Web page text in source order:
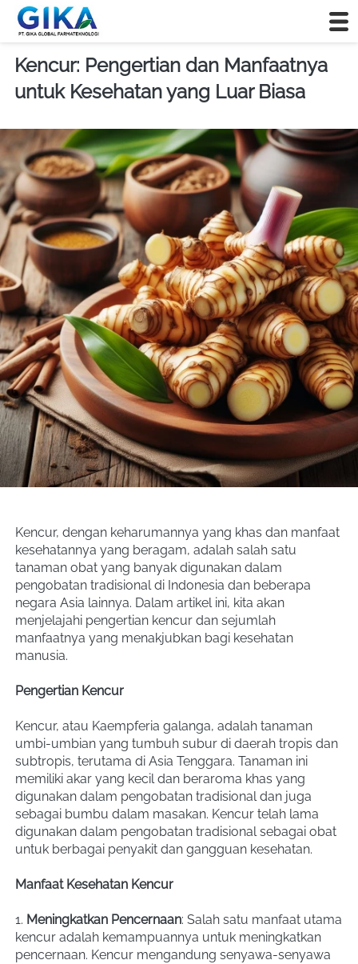
Kencur: Pengertian dan Manfaatnya
untuk Kesehatan yang Luar Biasa
Kencur, dengan keharumannya yang khas dan manfaat
kesehatannya yang beragam, adalah salah satu
tanaman obat yang banyak digunakan dalam
pengobatan tradisional di Indonesia dan beberapa
negara Asia lainnya. Dalam artikel ini, kita akan
menjelajahi pengertian kencur dan sejumlah
manfaatnya yang menakjubkan bagi kesehatan
manusia.
Pengertian Kencur
Kencur, atau Kaempferia galanga, adalah tanaman
umbi-umbian yang tumbuh subur di daerah tropis dan
subtropis, terutama di Asia Tenggara. Tanaman ini
memiliki akar yang kecil dan beraroma khas yang
digunakan dalam pengobatan tradisional dan juga
sebagai bumbu dalam masakan. Kencur telah lama
digunakan dalam pengobatan tradisional sebagai obat
untuk berbagai penyakit dan gangguan kesehatan.
Manfaat Kesehatan Kencur
1. Meningkatkan Pencernaan: Salah satu manfaat utama
kencur adalah kemampuannya untuk meningkatkan
pencernaan. Kencur mengandung senyawa-senyawa